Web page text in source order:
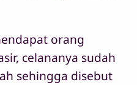
orang
celananya sudah
sehingga disebut